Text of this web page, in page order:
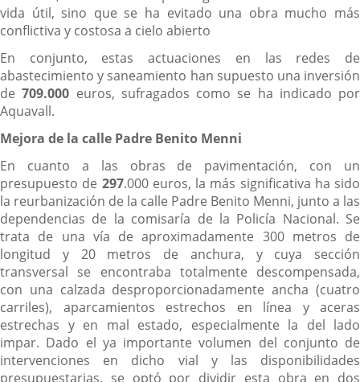
vida útil, sino que se ha evitado una obra mucho más
conflictiva y costosa a cielo abierto
En conjunto, estas actuaciones en las redes de
abastecimiento y saneamiento han supuesto una inversión
de709.000 euros, sufragados como se ha indicado por
Aquavall.
Mejora de la calle Padre Benito Menni
En cuanto a las obras de pavimentación, con un
presupuesto de 297.000 euros, la más significativa ha sido
la reurbanización de la calle Padre Benito Menni, junto a las
dependencias de la comisaría de la Policía Nacional. Se
trata de una vía de aproximadamente 300 metros de
longitud y 20 metros de anchura, y cuya sección
transversal se encontraba totalmente descompensada,
con una calzada desproporcionadamente ancha (cuatro
carriles), aparcamientos estrechos en línea y aceras
estrechas y en mal estado, especialmente la del lado
impar. Dado el ya importante volumen del conjunto de
intervenciones en dicho vial y las disponibilidades
presupuestarias, se optó por dividir esta obra en dos